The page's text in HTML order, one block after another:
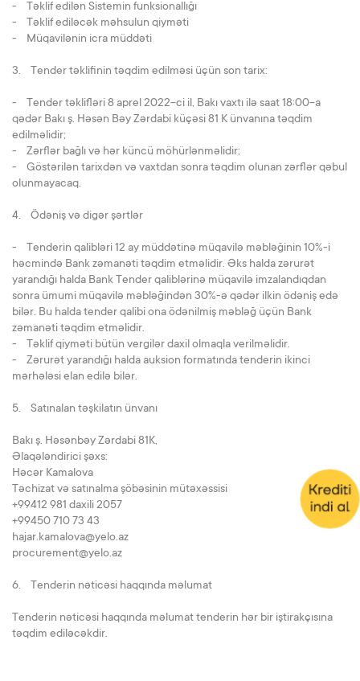
- Təklif edilən Sistemin funksionallığı
- Təklif ediləcək məhsulun qiyməti
- Müqavilənin icra müddəti
3. Tender təklifinin təqdim edilməsi üçün son tarix:
- Tender təklifləri 8 aprel 2022-ci il, Bakı vaxtı ilə saat 18:00-a
qədər Bakı ş. Həsən Bəy Zərdabi küçəsi 81 K ünvanına təqdim
edilməlidir;
- Zərflər bağlı və hər küncü möhürlənməlidir;
- Göstərilən tarixdən və vaxtdan sonra təqdim olunan zərflər qəbul
olunmayacaq.
4. Ödəniş və digər şərtlər
- Tenderin qalibləri 12 ay müddətinə müqavilə məbləğinin 10%-i
həcmində Bank zəmanəti təqdim etməlidir. Əks halda zərurət
yarandığı halda Bank Tender qaliblərinə müqavilə imzalandıqdan
sonra ümumi müqavilə məbləğindən 30%-ə qədər ilkin ödəniş edə
bilər. Bu halda tender qalibi ona ödənilmiş məbləğ üçün Bank
zəmanəti təqdim etməlidir.
- Təklif qiyməti bütün vergilər daxil olmaqla verilməlidir.
- Zərurət yarandığı halda auksion formatında tenderin ikinci
mərhələsi elan edilə bilər.
5. Satınalan təşkilatın ünvanı
Bakı ş. Həsənbəy Zərdabi 81K,
Əlaqələndirici şəxs:
Həcər Kamalova
Təchizat və satınalma şöbəsinin mütəxəssisi
+99412 981 daxili 2057
+99450 710 73 43
hajar.kamalova@yelo.az
procurement@yelo.az
6. Tenderin nəticəsi haqqında məlumat
Tenderin nəticəsi haqqında məlumat tenderin hər bir iştirakçısına
təqdim ediləcəkdir.